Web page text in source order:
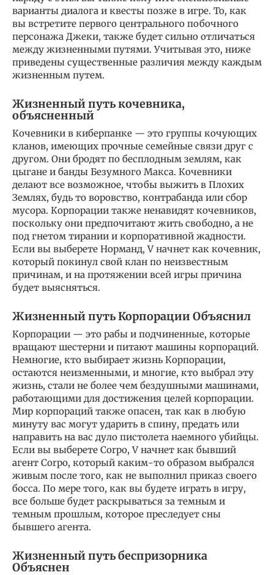
варианты диалога и квесты позже в игре. То, как
вы встретите первого центрального побочного
персонажа Джеки, также будет сильно отличаться
между жизненными путями. Учитывая это, ниже
приведены существенные различия между каждым
жизненным путем.
Жизненный путь кочевника,
объясненный
Кочевники в киберпанке — это группы кочующих
кланов, имеющих прочные семейные связи друг с
другом. Они бродят по бесплодным землям, как
цыгане и банды Безумного Макса. Кочевники
делают все возможное, чтобы выжить в Плохих
Землях, будь то воровство, контрабанда или сбор
мусора. Корпорации также ненавидят кочевников,
поскольку они предпочитают жить свободно, а не
под гнетом тирании и корпоративной жадности.
Если вы выберете Норманд, V начнет как кочевник,
который покинул свой клан по неизвестным
причинам, и на протяжении всей игры причина
будет выясняться.
Жизненный путь Корпорации Объяснил
Корпорации — это рабы и подчиненные, которые
вращают шестерни и питают машины корпораций.
Немногие, кто выбирает жизнь Корпорации,
остаются неизменными, и многие, кто выбрал эту
жизнь, стали не более чем бездушными машинами,
работающими для достижения целей корпорации.
Мир корпораций также опасен, так как в любую
минуту вас могут ударить в спину, предать или
направить на вас дуло пистолета наемного убийцы.
Если вы выберете Corpo, V начнет как бывший
агент Corpo, который каким-то образом выбрался
живым после того, как не выполнил приказ своего
босса. По мере того, как вы будете играть в игру,
все больше будет раскрываться за темным и
темным прошлым, которое преследует сны
бывшего агента.
Жизненный путь беспризорника
Объяснен